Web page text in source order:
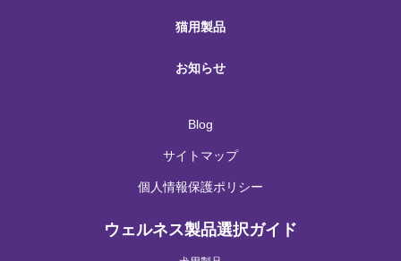
猫用製品
お知らせ
Blog
サイトマップ
個人情報保護ポリシー
ウェルネス製品選択ガイド